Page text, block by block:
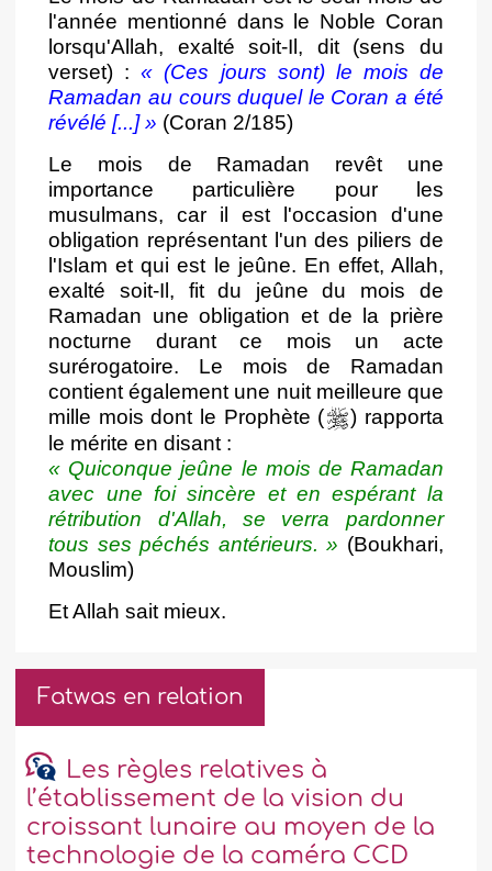
l'année mentionné dans le Noble Coran
lorsqu'Allah, exalté soit-Il, dit (sens du
verset) :«(Ces jours sont) le mois de
Ramadan au cours duquel le Coran a été
révélé [...]» (Coran 2/185)
Le mois de Ramadan revêt une
importance particulière pour les
musulmans, car il est l'occasion d'une
obligation représentant l'un des piliers de
l'Islam et qui est le jeûne. En effet, Allah,
exalté soit-Il, fit du jeûne du mois de
Ramadan une obligation et de la prière
nocturne durant ce mois un acte
surérogatoire. Le mois de Ramadan
contient également une nuit meilleure que
mille mois dont le Prophète (
) rapporta
le mérite en disant :
« Quiconque jeûne le mois de Ramadan
avec une foi sincère et en espérant la
rétribution d'Allah, se verra pardonner
tous ses péchés antérieurs. » (Boukhari,
Mouslim)
Et Allah sait mieux.
Fatwas en relation
Les règles relatives à
l’établissement de la vision du
croissant lunaire au moyen de la
technologie de la caméra CCD